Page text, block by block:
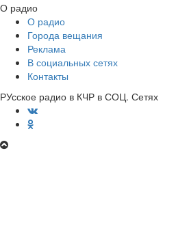
О радио
О радио
Города вещания
Реклама
В социальных сетях
Контакты
РУсское радио в КЧР в СОЦ. Сетях